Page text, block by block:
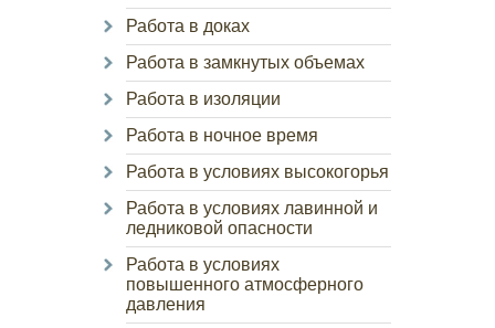
Работа в доках
Работа в замкнутых объемах
Работа в изоляции
Работа в ночное время
Работа в условиях высокогорья
Работа в условиях лавинной и
ледниковой опасности
Работа в условиях
повышенного атмосферного
давления